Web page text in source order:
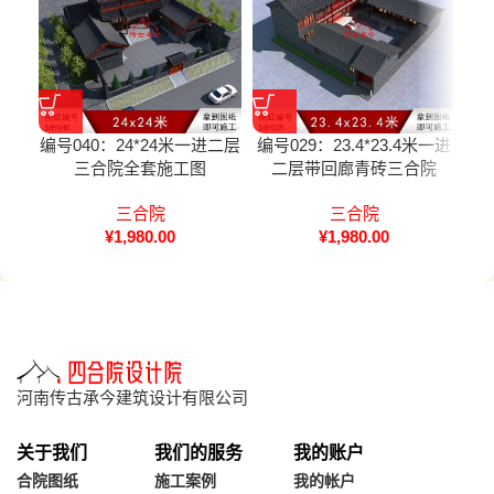
编号040：24*24米一进二层
三合院全套施工图
三合院
¥1,980.00
编号029：23.4*23.4米一进
二层带回廊青砖三合院
三合院
¥1,980.00
河南传古承今建筑设计有限公司
关于我们
合院图纸
我们的服务
施工案例
我的账户
我的帐户